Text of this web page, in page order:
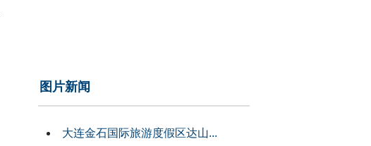
图片新闻
大连金石国际旅游度假区达山...